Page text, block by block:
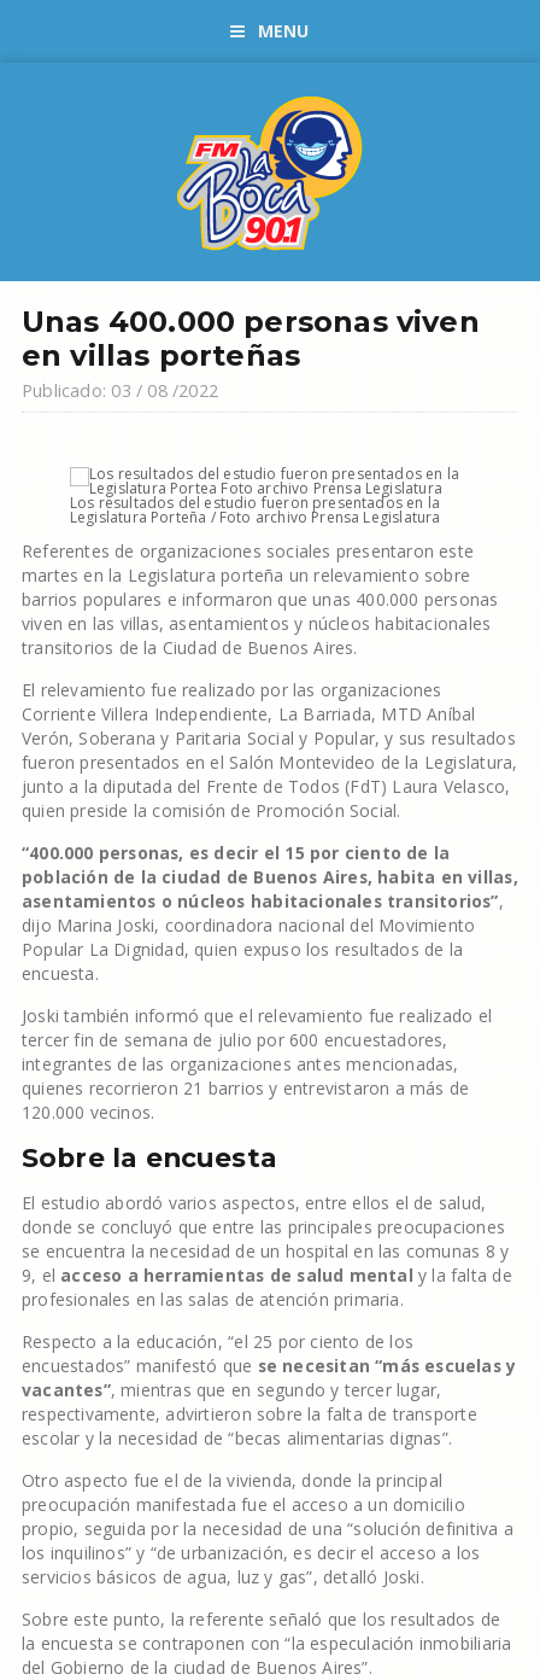
MENU
Unas 400.000 personas viven
en villas porteñas
Publicado: 03 / 08 /2022
Los resultados del estudio fueron presentados en la
Legislatura Porteña / Foto archivo Prensa Legislatura
Referentes de organizaciones sociales presentaron este
martes en la Legislatura porteña un relevamiento sobre
barrios populares e informaron que unas 400.000 personas
viven en las villas, asentamientos y núcleos habitacionales
transitorios de la Ciudad de Buenos Aires.
El relevamiento fue realizado por las organizaciones
Corriente Villera Independiente, La Barriada, MTD Aníbal
Verón, Soberana y Paritaria Social y Popular, y sus resultados
fueron presentados en el Salón Montevideo de la Legislatura,
junto a la diputada del Frente de Todos (FdT) Laura Velasco,
quien preside la comisión de Promoción Social.
“400.000 personas, es decir el 15 por ciento de la
población de la ciudad de Buenos Aires, habita en villas,
asentamientos o núcleos habitacionales transitorios”,
dijo Marina Joski, coordinadora nacional del Movimiento
Popular La Dignidad, quien expuso los resultados de la
encuesta.
Joski también informó que el relevamiento fue realizado el
tercer fin de semana de julio por 600 encuestadores,
integrantes de las organizaciones antes mencionadas,
quienes recorrieron 21 barrios y entrevistaron a más de
120.000 vecinos.
Sobre la encuesta
El estudio abordó varios aspectos, entre ellos el de salud,
donde se concluyó que entre las principales preocupaciones
se encuentra la necesidad de un hospital en las comunas 8 y
9, el acceso a herramientas de salud mentaly la falta de
profesionales en las salas de atención primaria.
Respecto a la educación, “el 25 por ciento de los
encuestados” manifestó que se necesitan “más escuelas y
vacantes”, mientras que en segundo y tercer lugar,
respectivamente, advirtieron sobre la falta de transporte
escolar y la necesidad de “becas alimentarias dignas”.
Otro aspecto fue el de la vivienda, donde la principal
preocupación manifestada fue el acceso a un domicilio
propio, seguida por la necesidad de una “solución definitiva a
los inquilinos” y “de urbanización, es decir el acceso a los
servicios básicos de agua, luz y gas”, detalló Joski.
Sobre este punto, la referente señaló que los resultados de
la encuesta se contraponen con “la especulación inmobiliaria
del Gobierno de la ciudad de Buenos Aires”.